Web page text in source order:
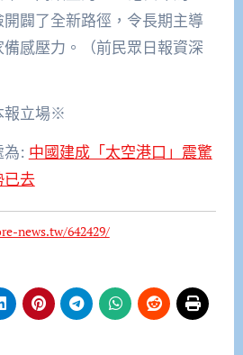
闢了全新路徑，令長期主導
感壓力。（前民眾日報資深
報立場※
為: 中國建成「太空港口」震驚
去
news.tw/642429/